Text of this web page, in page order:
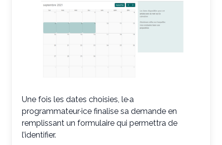
Une fois les dates choisies, le·a
programmateur·ice finalise sa demande en
remplissant un formulaire qui permettra de
l’identifier.